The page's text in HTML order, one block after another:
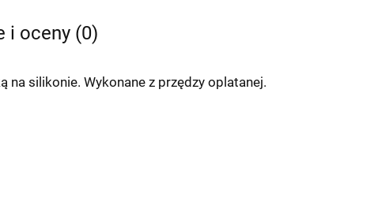
i oceny (0)
na silikonie. Wykonane z przędzy oplatanej.